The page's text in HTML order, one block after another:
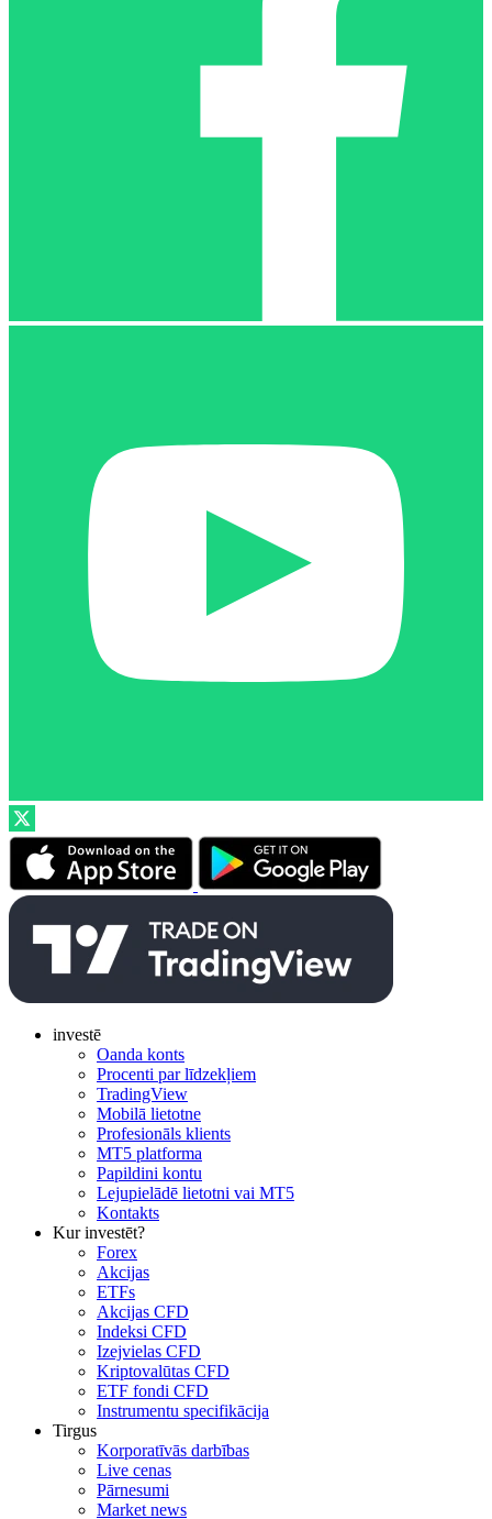
investē
Oanda konts
Procenti par līdzekļiem
TradingView
Mobilā lietotne
Profesionāls klients
MT5 platforma
Papildini kontu
Lejupielādē lietotni vai MT5
Kontakts
Kur investēt?
Forex
Akcijas
ETFs
Akcijas CFD
Indeksi CFD
Izejvielas CFD
Kriptovalūtas CFD
ETF fondi CFD
Instrumentu specifikācija
Tirgus
Korporatīvās darbības
Live cenas
Pārnesumi
Market news